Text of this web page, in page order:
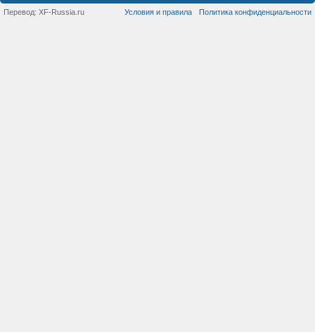
Условия и правила
Политика конфиденциальности
Перевод: XF-Russia.ru